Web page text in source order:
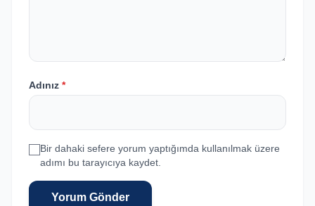
Adınız *
Bir dahaki sefere yorum yaptığımda kullanılmak üzere
adımı bu tarayıcıya kaydet.
Yorum Gönder